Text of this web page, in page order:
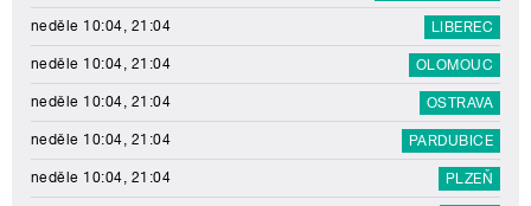
neděle 10:04, 21:04 LIBEREC
neděle 10:04, 21:04 OLOMOUC
neděle 10:04, 21:04 OSTRAVA
neděle 10:04, 21:04 PARDUBICE
neděle 10:04, 21:04 PLZEŇ